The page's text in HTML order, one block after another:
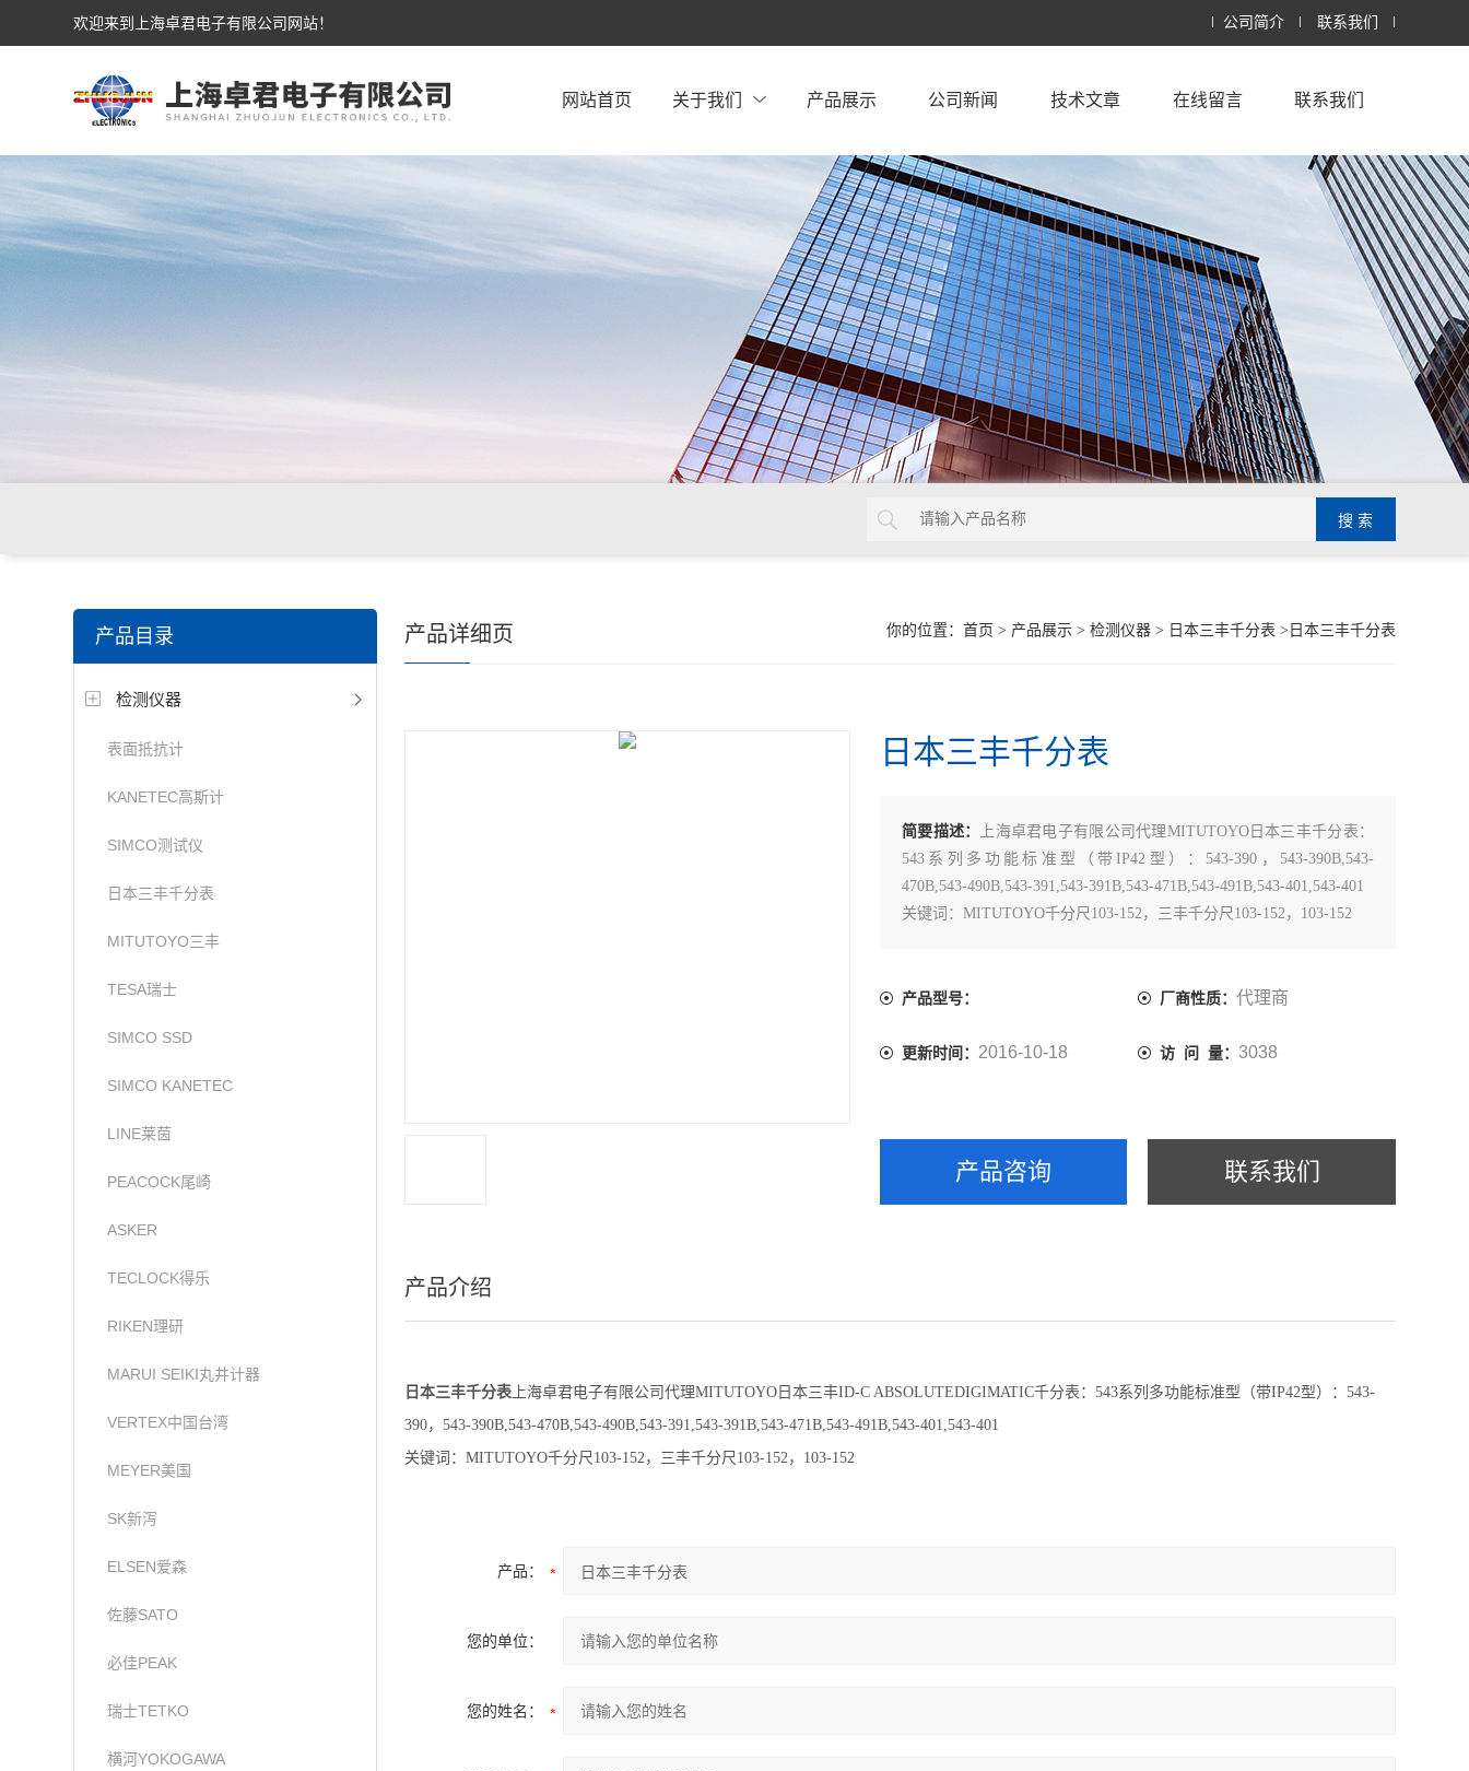
欢迎来到上海卓君电子有限公司网站！ 公司简介 联系我们
网站首页 关于我们 产品展示 公司新闻 技术文章 在线留言 联系我们
产品目录
检测仪器
表面抵抗计
KANETEC高斯计
SIMCO测试仪
日本三丰千分表
MITUTOYO三丰
TESA瑞士
SIMCO SSD
SIMCO KANETEC
LINE莱茵
PEACOCK尾崎
ASKER
TECLOCK得乐
RIKEN理研
MARUI SEIKI丸井计器
VERTEX中国台湾
MEYER美国
SK新泻
ELSEN爱森
佐藤SATO
必佳PEAK
瑞士TETKO
横河YOKOGAWA
你的位置： 首页 > 产品展示> 检测仪器> 日本三丰千分表 >日本三丰千分表
产品详细页
日本三丰千分表
简要描述：
上海卓君电子有限公司代理MITUTOYO日本三丰千分表：
543系列多功能标准型（带IP42型）：543-390，543-390B,543-
470B,543-490B,543-391,543-391B,543-471B,543-491B,543-401,543-401
关键词：MITUTOYO千分尺103-152，三丰千分尺103-152，103-152
产品型号： 厂商性质： 代理商
更新时间： 2016-10-18 访 问 量： 3038
产品咨询 联系我们
产品介绍
日本三丰千分表上海卓君电子有限公司代理MITUTOYO日本三丰ID-C ABSOLUTEDIGIMATIC千分表：543系列多功能标准型（带IP42型）：543-
390，543-390B,543-470B,543-490B,543-391,543-391B,543-471B,543-491B,543-401,543-401
关键词： MITUTOYO千分尺 103-152，三丰千分尺 103-152， 103-152
产品：
您的单位：
您的姓名：